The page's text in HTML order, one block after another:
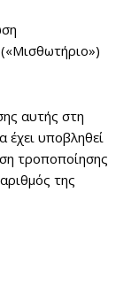
αυτής στη
υποβληθεί
τροποποίησης
της